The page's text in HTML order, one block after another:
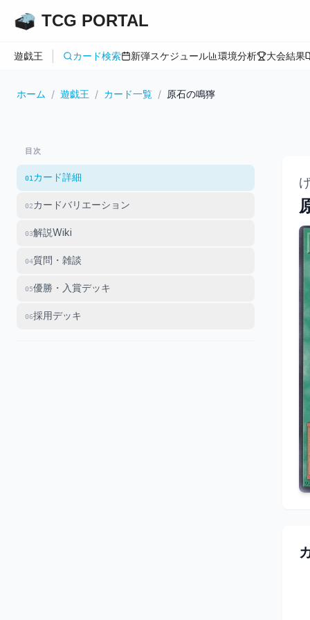
TCG PORTAL
遊戯王 カード検索 新弾スケジュール 環境分析 大会結果
ホーム / 遊戯王 / カード一覧 / 原石の鳴獰
目次
01 カード詳細
02カードバリエーション
03解説Wiki
04質問・雑談
05優勝・入賞デッキ
06採用デッキ